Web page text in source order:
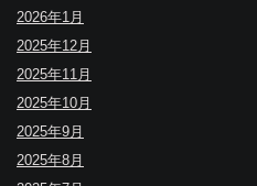
2026年1月
2025年12月
2025年11月
2025年10月
2025年9月
2025年8月